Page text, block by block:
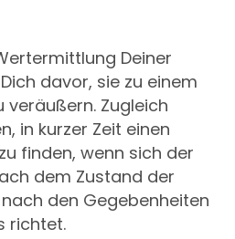
Deiner
davor, sie zu einem
veräußern. Zugleich
in kurzer Zeit einen
finden, wenn sich der
dem Zustand der
den Gegebenheiten
richtet.